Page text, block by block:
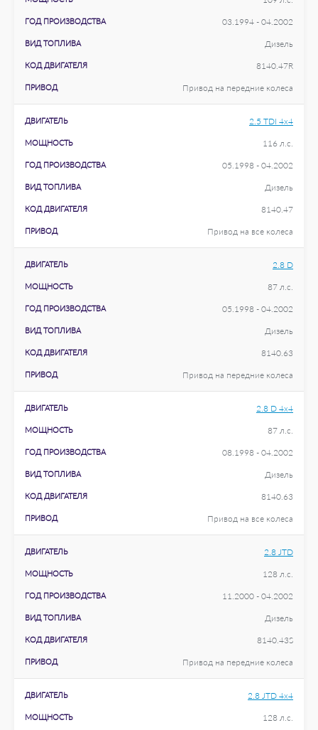
ГОД ПРОИЗВОДСТВА 03.1994 - 04.2002
ВИД ТОПЛИВА Дизель
КОД ДВИГАТЕЛЯ 8140.47R
ПРИВОД Привод на передние колеса
ДВИГАТЕЛЬ 2.5 TDI 4x4
МОЩНОСТЬ 116 л.с.
ГОД ПРОИЗВОДСТВА 05.1998 - 04.2002
ВИД ТОПЛИВА Дизель
КОД ДВИГАТЕЛЯ 8140.47
ПРИВОД Привод на все колеса
ДВИГАТЕЛЬ 2.8 D
МОЩНОСТЬ 87 л.с.
ГОД ПРОИЗВОДСТВА 05.1998 - 04.2002
ВИД ТОПЛИВА Дизель
КОД ДВИГАТЕЛЯ 8140.63
ПРИВОД Привод на передние колеса
ДВИГАТЕЛЬ 2.8 D 4x4
МОЩНОСТЬ 87 л.с.
ГОД ПРОИЗВОДСТВА 08.1998 - 04.2002
ВИД ТОПЛИВА Дизель
КОД ДВИГАТЕЛЯ 8140.63
ПРИВОД Привод на все колеса
ДВИГАТЕЛЬ 2.8 JTD
МОЩНОСТЬ 128 л.с.
ГОД ПРОИЗВОДСТВА 11.2000 - 04.2002
ВИД ТОПЛИВА Дизель
КОД ДВИГАТЕЛЯ 8140.43S
ПРИВОД Привод на передние колеса
ДВИГАТЕЛЬ 2.8 JTD 4x4
МОЩНОСТЬ 128 л.с.